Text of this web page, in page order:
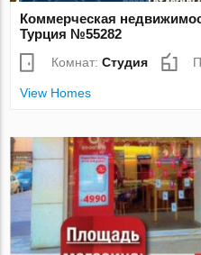
Коммерческая
Турция №55282
Комнат:Студия
View Homes